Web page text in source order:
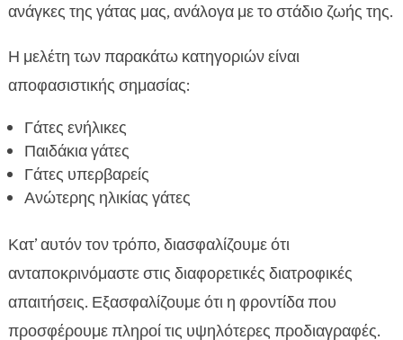
ανάγκες της γάτας μας, ανάλογα με το στάδιο ζωής της.
Η μελέτη των παρακάτω κατηγοριών είναι
αποφασιστικής σημασίας:
Γάτες ενήλικες
Παιδάκια γάτες
Γάτες υπερβαρείς
Ανώτερης ηλικίας γάτες
Κατ’ αυτόν τον τρόπο, διασφαλίζουμε ότι
ανταποκρινόμαστε στις διαφορετικές διατροφικές
απαιτήσεις. Εξασφαλίζουμε ότι η φροντίδα που
προσφέρουμε πληροί τις υψηλότερες προδιαγραφές.